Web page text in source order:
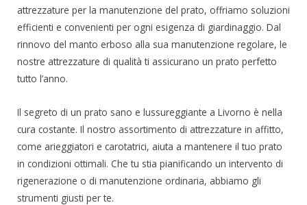
attrezzature per la manutenzione del prato, offriamo soluzioni
efficienti e convenienti per ogni esigenza di giardinaggio. Dal
rinnovo del manto erboso alla sua manutenzione regolare, le
nostre attrezzature di qualità ti assicurano un prato perfetto
tutto l’anno.
Il segreto di un prato sano e lussureggiante a Livorno è nella
cura costante. Il nostro assortimento di attrezzature in affitto,
come arieggiatori e carotatrici, aiuta a mantenere il tuo prato
in condizioni ottimali. Che tu stia pianificando un intervento di
rigenerazione o di manutenzione ordinaria, abbiamo gli
strumenti giusti per te.